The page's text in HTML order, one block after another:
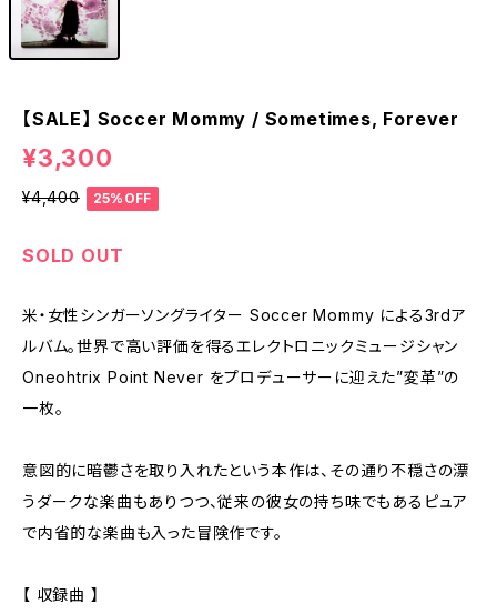
【SALE】 Soccer Mommy / Sometimes, Forever
¥3,300
¥4,400 25%OFF
SOLD OUT
米・女性シンガーソングライター Soccer Mommy による3rdア
ルバム。世界で高い評価を得るエレクトロニックミュージシャン
Oneohtrix Point Never をプロデューサーに迎えた”変革”の
一枚。
意図的に暗鬱さを取り入れたという本作は、その通り不穏さの漂
うダークな楽曲もありつつ、従来の彼女の持ち味でもあるピュア
で内省的な楽曲も入った冒険作です。
【 収録曲 】